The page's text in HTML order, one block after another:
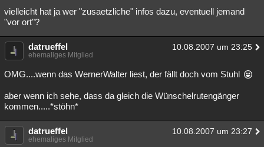
Besucht Teilgenommen Alle Neue Geschlossen
Lesenswert Schlüsselwörter
vielleicht hat ja wer "zusaetzliche" infos dazu, eventuell jemand
"vor ort"?
datrueffel 10.08.2007 um 23:25
ehemaliges Mitglied
OMG....wenn das WernerWalter liest, der fällt doch vom Stuhl
aber wenn ich sehe, dass da gleich die Wünschelrutengänger
kommen.....*stöhn*
datrueffel 10.08.2007 um 23:27
ehemaliges Mitglied